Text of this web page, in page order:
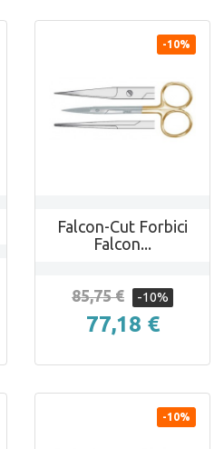
-10%
Falcon-Cut Forbici
Falcon...
85,75 € -10%
77,18 €
-10%